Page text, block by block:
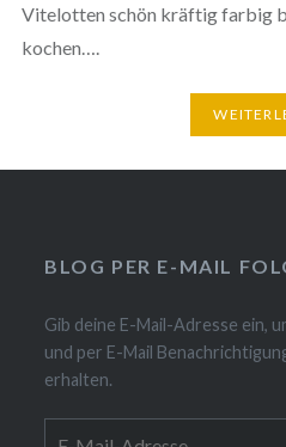
Vitelotten schön kräftig farbig
kochen….
BLOG PER E-MAIL
Gib deine E-Mail-Adresse ein,
und per E-Mail
erhalten.